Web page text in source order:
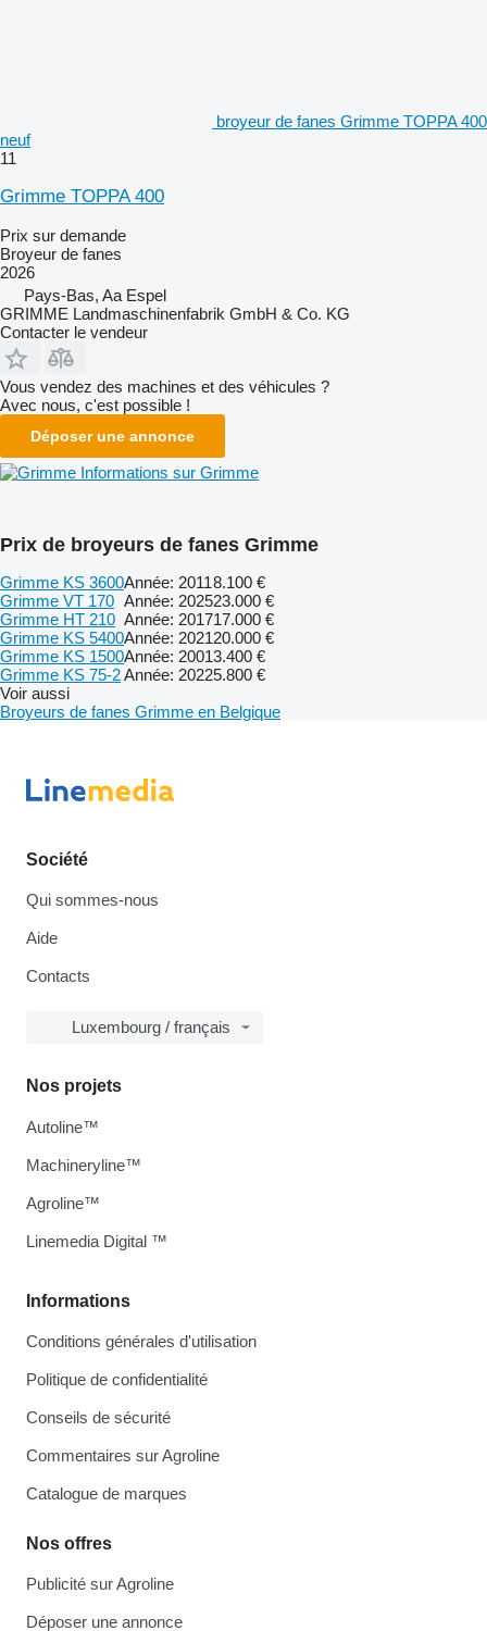
broyeur de fanes Grimme TOPPA 400
neuf
11
Grimme TOPPA 400
Prix sur demande
Broyeur de fanes
2026
Pays-Bas, Aa Espel
GRIMME Landmaschinenfabrik GmbH & Co. KG
Contacter le vendeur
Vous vendez des machines et des véhicules ?
Avec nous, c'est possible !
Déposer une annonce
Informations sur Grimme
Prix de broyeurs de fanes Grimme
Grimme KS 3600Année: 20118.100 €
Grimme VT 170 Année: 202523.000 €
Grimme HT 210 Année: 201717.000 €
Grimme KS 5400Année: 202120.000 €
Grimme KS 1500Année: 20013.400 €
Grimme KS 75-2Année: 20225.800 €
Voir aussi
Broyeurs de fanes Grimme en Belgique
Société
Qui sommes-nous
Aide
Contacts
Luxembourg / français
Informations
Conditions générales d'utilisation
Politique de confidentialité
Conseils de sécurité
Commentaires sur Agroline
Catalogue de marques
Nos offres
Publicité sur Agroline
Déposer une annonce
Nos projets
Autoline™
Machineryline™
Agroline™
Linemedia Digital ™